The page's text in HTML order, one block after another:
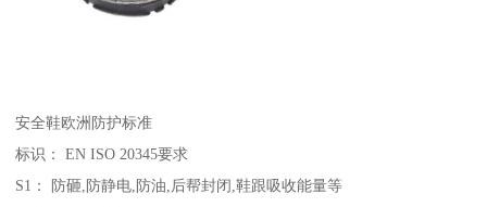
安全鞋欧洲防护标准
标识： EN ISO 20345要求
S1： 防砸,防静电,防油,后帮封闭,鞋跟吸收能量等